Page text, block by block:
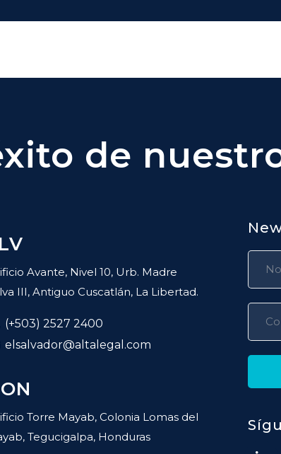
de
Avante, Nivel 10, Urb. Madre
III, Antiguo Cuscatlán, La Libertad.
(+503) 2527 2400
elsalvador@altalegal.com
Torre Mayab, Colonia Lomas del
Tegucigalpa, Honduras